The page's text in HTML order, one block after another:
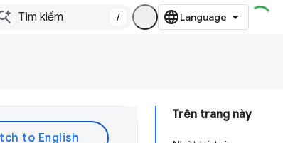
/
Trên trang này